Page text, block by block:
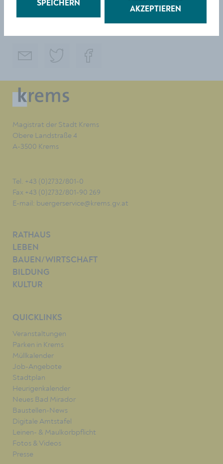
Magistrat der Stadt Krems
Obere Landstraße 4
A-3500 Krems
Tel. +43 (0)2732/801-0
Fax +43 (0)2732/801-90 269
E-mail: buergerservice@krems.gv.at
RATHAUS
LEBEN
BAUEN/WIRTSCHAFT
BILDUNG
KULTUR
QUICKLINKS
Veranstaltungen
Parken in Krems
Müllkalender
Job-Angebote
Stadtplan
Heurigenkalender
Neues Bad Mirador
Baustellen-News
Digitale Amtstafel
Leinen- & Maulkorbpflicht
Fotos & Videos
Presse
SPEICHERN
AKZEPTIEREN